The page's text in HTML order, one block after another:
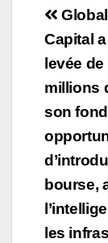
de
Capital
levée
millions
son
bourse,
les